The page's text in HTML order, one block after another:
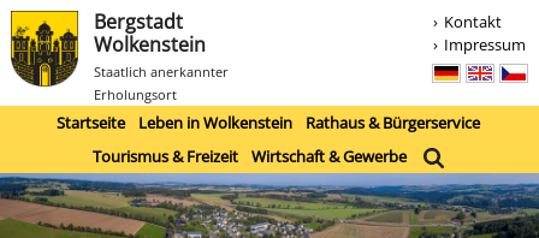
Bergstadt
Wolkenstein
Staatlich anerkannter
Erholungsort
Kontakt
Impressum
Startseite Leben in Wolkenstein
Rathaus & Bürgerservice
Tourismus & Freizeit
Wirtschaft & Gewerbe